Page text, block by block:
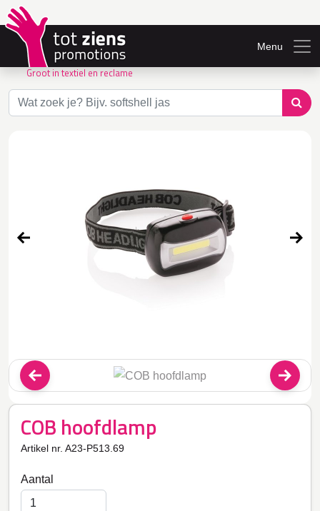
Groot in textiel en reclame
Menu
COB hoofdlamp
Artikel nr. A23-P513.69
Aantal